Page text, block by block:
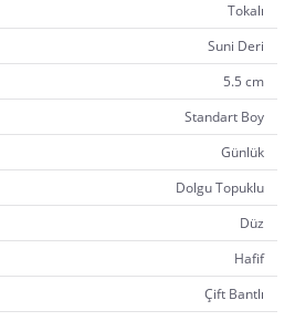
Tokalı
Suni Deri
5.5 cm
Standart Boy
Günlük
Dolgu Topuklu
Düz
Hafif
Çift Bantlı